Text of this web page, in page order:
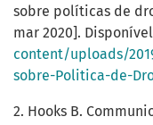
sobre políticas de
mar 2020].
content/uploads/
sobre-Politica-de-
2. Hooks B.